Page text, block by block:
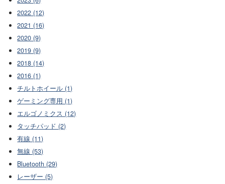
2022 (12)
2021 (16)
2020 (9)
2019 (9)
2018 (14)
2016 (1)
チルトホイール (1)
ゲーミング専用 (1)
エルゴノミクス (12)
タッチパッド (2)
有線 (11)
無線 (53)
Bluetooth (29)
レーザー (5)